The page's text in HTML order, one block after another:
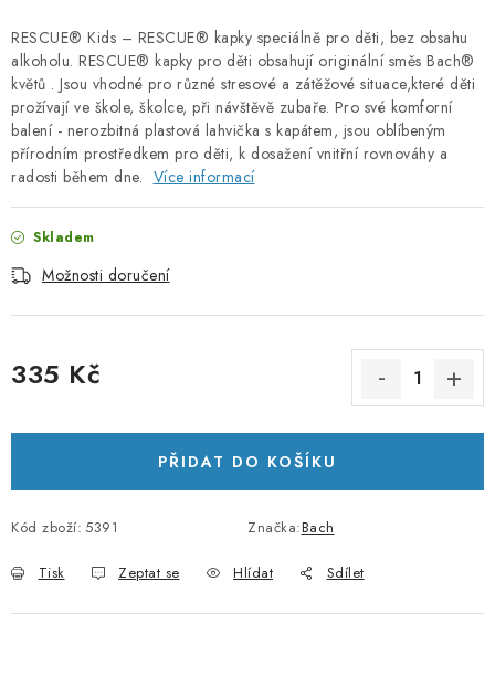
Natural Health Store
Slovník pojmů
Mapa serveru
Moje objednávka
RESCUE® Kids – RESCUE® kapky speciálně pro děti, bez obsahu
alkoholu. RESCUE® kapky pro děti obsahují originální směs Bach®
květů . Jsou vhodné pro různé stresové a zátěžové situace,které děti
prožívají ve škole, školce, při návštěvě zubaře. Pro své komforní
balení - nerozbitná plastová lahvička s kapátem, jsou oblíbeným
přírodním prostředkem pro děti, k dosažení vnitřní rovnováhy a
radosti během dne. Více informací
Skladem
Možnosti doručení
335 Kč
PŘIDAT DO KOŠÍKU
Kód zboží: 5391 Značka:Bach
Tisk Zeptat se Hlídat Sdílet